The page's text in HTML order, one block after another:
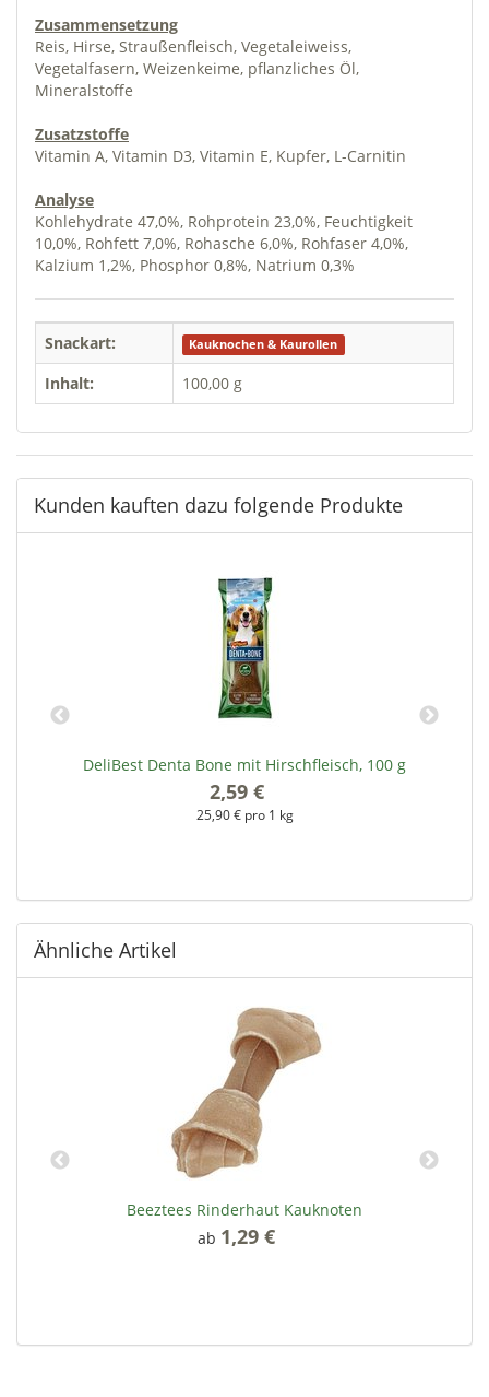
Zusammensetzung
Reis, Hirse, Straußenfleisch, Vegetaleiweiss,
Vegetalfasern, Weizenkeime, pflanzliches Öl,
Mineralstoffe
Zusatzstoffe
Vitamin A, Vitamin D3, Vitamin E, Kupfer, L-Carnitin
Analyse
Kohlehydrate 47,0%, Rohprotein 23,0%, Feuchtigkeit
10,0%, Rohfett 7,0%, Rohasche 6,0%, Rohfaser 4,0%,
Kalzium 1,2%, Phosphor 0,8%, Natrium 0,3%
Snackart: Kauknochen & Kaurollen
Inhalt: 100,00 g
Kunden kauften dazu folgende Produkte
DeliBest Denta Bone mit Hirschfleisch, 100 g
2,59 €
25,90 € pro 1 kg
Ähnliche Artikel
Beeztees Rinderhaut Kauknoten
ab 1,29 €